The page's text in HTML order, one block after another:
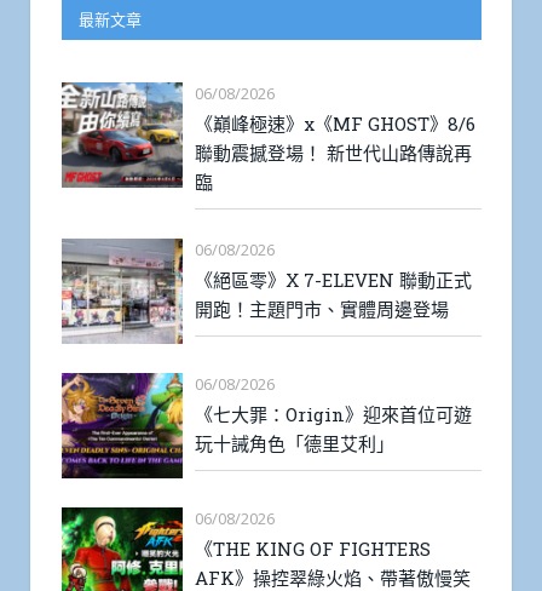
最新文章
06/08/2026
《巔峰極速》x《MF GHOST》8/6
聯動震撼登場！ 新世代山路傳說再
臨
06/08/2026
《絕區零》X 7-ELEVEN 聯動正式
開跑！主題門市、實體周邊登場
06/08/2026
《七大罪：Origin》迎來首位可遊
玩十誡角色「德里艾利」
06/08/2026
《THE KING OF FIGHTERS
AFK》操控翠綠火焰、帶著傲慢笑